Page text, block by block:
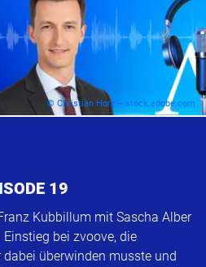
© Christian Horz – stock.adobe.com
19
Kubbillum mit Sascha Alber
bei zvoove, die
dabei überwinden musste und